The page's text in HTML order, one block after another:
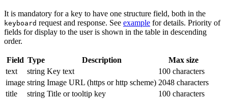
It is mandatory for a key to have one structure field, both in the
keyboard request and response. See example for details. Priority of
fields for display to the user is shown in the table in descending
order.
Field Type Description
Max size
text
string Key text
100 characters
image string Image URL (https or http scheme) 2048 characters
title
string Title or tooltip key
100 characters